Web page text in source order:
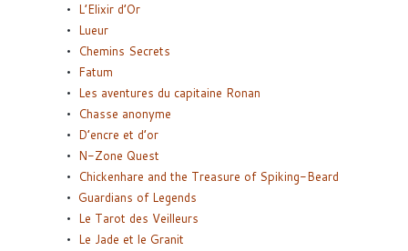
L’Elixir d’Or
Lueur
Chemins Secrets
Fatum
Les aventures du capitaine Ronan
Chasse anonyme
D’encre et d’or
N-Zone Quest
Chickenhare and the Treasure of Spiking-Beard
Guardians of Legends
Le Tarot des Veilleurs
Le Jade et le Granit